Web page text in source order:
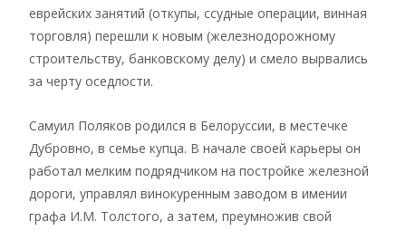
еврейских занятий (откупы, ссудные операции, винная
торговля) перешли к новым (железнодорожному
строительству, банковскому делу) и смело вырвались
за черту оседлости.
Самуил Поляков родился в Белоруссии, в местечке
Дубровно, в семье купца. В начале своей карьеры он
работал мелким подрядчиком на постройке железной
дороги, управлял винокуренным заводом в имении
графа И.М. Толстого, а затем, преумножив свой